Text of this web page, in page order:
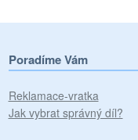
Poradíme Vám
Reklamace-vratka
Jak vybrat správný díl?